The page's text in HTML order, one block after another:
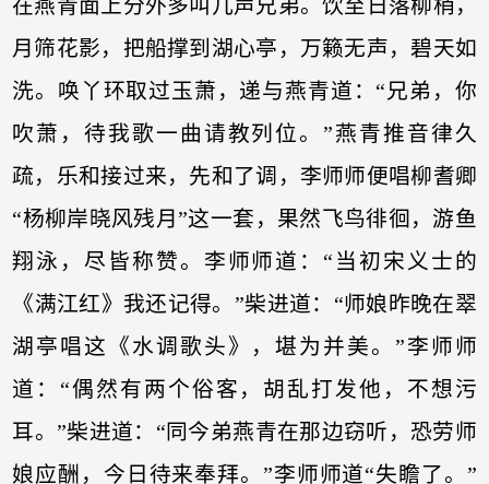
在燕青面上分外多叫几声兄弟。饮至日落柳梢，
月筛花影，把船撑到湖心亭，万籁无声，碧天如
洗。唤丫环取过玉萧，递与燕青道：“兄弟，你
吹萧，待我歌一曲请教列位。”燕青推音律久
疏，乐和接过来，先和了调，李师师便唱柳耆卿
“杨柳岸晓风残月”这一套，果然飞鸟徘徊，游鱼
翔泳，尽皆称赞。李师师道：“当初宋义士的
《满江红》我还记得。”柴进道：“师娘昨晚在翠
湖亭唱这《水调歌头》，堪为并美。”李师师
道：“偶然有两个俗客，胡乱打发他，不想污
耳。”柴进道：“同今弟燕青在那边窃听，恐劳师
娘应酬，今日待来奉拜。”李师师道“失瞻了。”